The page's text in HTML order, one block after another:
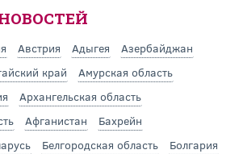
Австрия Адыгея
Азербайджан
край
Амурская область
Архангельская область
Афганистан
Бахрейн
Белгородская область
Болгария